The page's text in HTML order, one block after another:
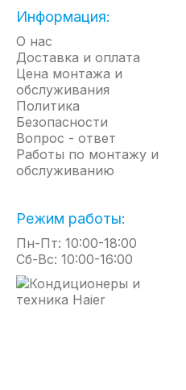
Информация:
О нас
Доставка и оплата
Цена монтажа и
обслуживания
Политика
Безопасности
Вопрос - ответ
Работы по монтажу и
обслуживанию
Режим работы:
Пн-Пт: 10:00-18:00
Сб-Вс: 10:00-16:00